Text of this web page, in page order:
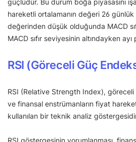
güçlüdür. Bu durum boğa piyasasını
hareketli ortalamanın değeri 26
değerinden düşük olduğunda MACD
MACD sıfır seviyesinin altındayken ayı
RSI (Göreceli Güç
RSI (Relative Strength Index),
ve finansal enstrümanların fiyat
kullanılan bir teknik analiz
RSI göstergesinin yorumlanması,